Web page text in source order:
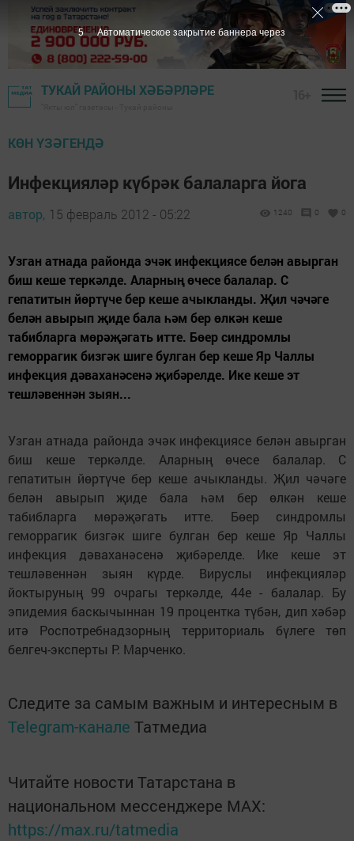
ТУКАЙ РАЙОНЫ ХӘБӘРЛӘРЕ
КӨН ҮЗӘГЕНДӘ
Инфекцияләр күбрәк балаларга йога
автор, 15 февраль 2012 - 05:22 1240 0 0
Узган атнада районда эчәк инфекциясе белән авырган
биш кеше теркәлде. Аларның өчесе балалар. С
гепатитын йөртүче бер кеше ачыкланды. Җил чәчәге
белән авырып җиде бала һәм бер өлкән кеше
табибларга мөрәҗәгать итте. Бөер синдромлы
геморрагик бизгәк шиге булган бер кеше Яр Чаллы
инфекция дәваханәсенә җибәрелде. Ике кеше эт
тешләвеннән зыян...
Узган атнада районда эчәк инфекциясе белән авырган
биш кеше теркәлде. Аларның өчесе балалар. С
гепатитын йөртүче бер кеше ачыкланды. Җил чәчәге
белән авырып җиде бала һәм бер өлкән кеше
табибларга мөрәҗәгать итте. Бөер синдромлы
геморрагик бизгәк шиге булган бер кеше Яр Чаллы
инфекция дәваханәсенә җибәрелде. Ике кеше эт
тешләвеннән зыян күрде. Вируслы инфекцияләр
йоктыруның 99 очрагы теркәлде, 44е - балалар. Бу
эпидемия баскычыннан 19 процентка түбән, дип хәбәр
итә Роспотребнадзорның территориаль бүлеге төп
белгеч-эксперты Р. Марченко.
Следите за самым важным и интересным в
Telegram-канале Татмедиа
Читайте новости Татарстана в
национальном мессенджере MАХ:
https://max.ru/tatmedia
5 Автоматическое закрытие баннера через